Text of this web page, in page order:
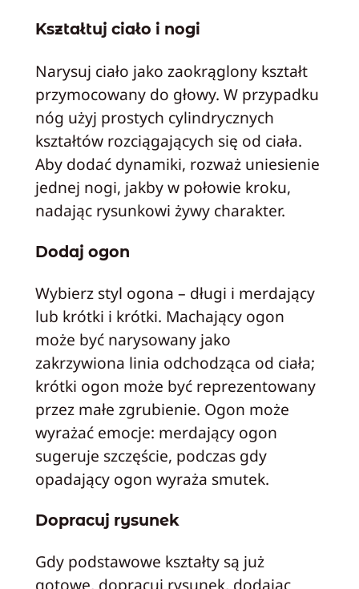
Kształtuj ciało i nogi
Narysuj ciało jako zaokrąglony kształt
przymocowany do głowy. W przypadku
nóg użyj prostych cylindrycznych
kształtów rozciągających się od ciała.
Aby dodać dynamiki, rozważ uniesienie
jednej nogi, jakby w połowie kroku,
nadając rysunkowi żywy charakter.
Dodaj ogon
Wybierz styl ogona – długi i merdający
lub krótki i krótki. Machający ogon
może być narysowany jako
zakrzywiona linia odchodząca od ciała;
krótki ogon może być reprezentowany
przez małe zgrubienie. Ogon może
wyrażać emocje: merdający ogon
sugeruje szczęście, podczas gdy
opadający ogon wyraża smutek.
Dopracuj rysunek
Gdy podstawowe kształty są już